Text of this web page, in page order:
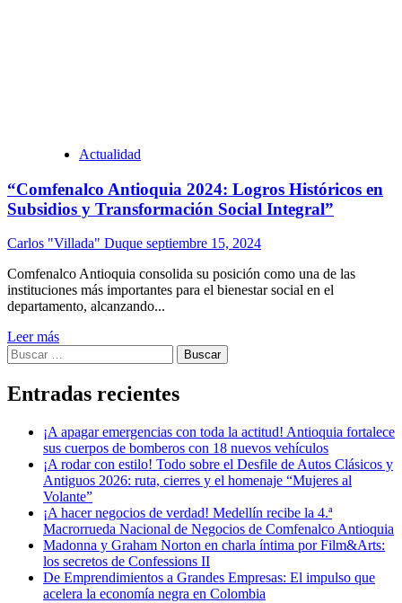
Actualidad
“Comfenalco Antioquia 2024: Logros Históricos en
Subsidios y Transformación Social Integral”
Carlos "Villada" Duque septiembre 15, 2024
Comfenalco Antioquia consolida su posición como una de las
instituciones más importantes para el bienestar social en el
departamento, alcanzando...
Leer más
Buscar:
Entradas recientes
¡A apagar emergencias con toda la actitud! Antioquia fortalece
sus cuerpos de bomberos con 18 nuevos vehículos
¡A rodar con estilo! Todo sobre el Desfile de Autos Clásicos y
Antiguos 2026: ruta, cierres y el homenaje “Mujeres al
Volante”
¡A hacer negocios de verdad! Medellín recibe la 4.ª
Macrorrueda Nacional de Negocios de Comfenalco Antioquia
Madonna y Graham Norton en charla íntima por Film&Arts:
los secretos de Confessions II
De Emprendimientos a Grandes Empresas: El impulso que
acelera la economía negra en Colombia